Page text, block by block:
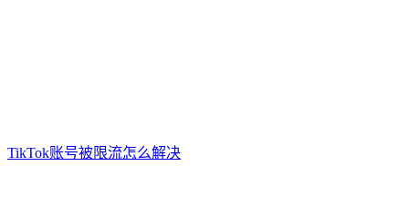
TikTok账号被限流怎么解决